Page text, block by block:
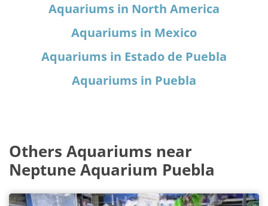
Aquariums in North America
Aquariums in Mexico
Aquariums in Estado de Puebla
Aquariums in Puebla
Others Aquariums near
Neptune Aquarium Puebla